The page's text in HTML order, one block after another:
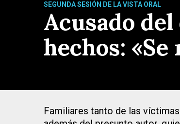
SEGUNDA SESIÓN DE LA VISTA ORAL
Acusado
hechos:
Familiares tanto de las